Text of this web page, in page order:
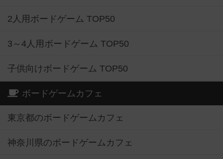
2人用ボードゲーム TOP50
3～4人用ボードゲーム TOP50
子供向けボードゲーム TOP50
ボードゲームカフェ
東京都のボードゲームカフェ
神奈川県のボードゲームカフェ